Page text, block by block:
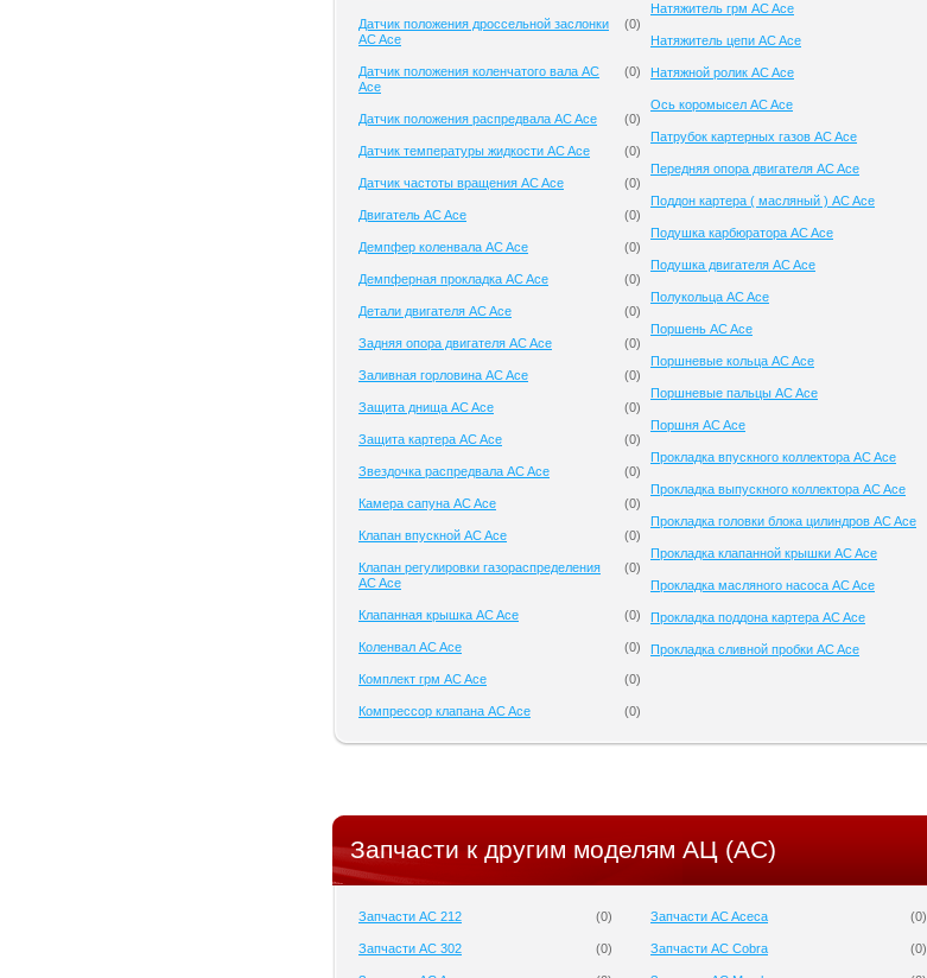
Датчик положения дроссельной заслонки
AC Ace
(0)
Датчик положения коленчатого вала AC
Ace
(0)
Датчик положения распредвала AC Ace (0)
Датчик температуры жидкости AC Ace (0)
Датчик частоты вращения AC Ace (0)
Двигатель AC Ace (0)
Демпфер коленвала AC Ace (0)
Демпферная прокладка AC Ace (0)
Детали двигателя AC Ace (0)
Задняя опора двигателя AC Ace (0)
Заливная горловина AC Ace (0)
Защита днища AC Ace (0)
Защита картера AC Ace (0)
Звездочка распредвала AC Ace (0)
Камера сапуна AC Ace (0)
Клапан впускной AC Ace (0)
Клапан регулировки газораспределения
AC Ace
(0)
Клапанная крышка AC Ace (0)
Коленвал AC Ace (0)
Комплект грм AC Ace (0)
Компрессор клапана AC Ace (0)
Натяжитель грм AC Ace
Натяжитель цепи AC Ace
Натяжной ролик AC Ace
Ось коромысел AC Ace
Патрубок картерных газов AC Ace
Передняя опора двигателя AC Ace
Поддон картера ( масляный ) AC Ace
Подушка карбюратора AC Ace
Подушка двигателя AC Ace
Полукольца AC Ace
Поршень AC Ace
Поршневые кольца AC Ace
Поршневые пальцы AC Ace
Поршня AC Ace
Прокладка впускного коллектора AC Ace
Прокладка выпускного коллектора AC Ace
Прокладка головки блока цилиндров AC Ace
Прокладка клапанной крышки AC Ace
Прокладка масляного насоса AC Ace
Прокладка поддона картера AC Ace
Прокладка сливной пробки AC Ace
Запчасти к другим моделям АЦ (AC)
Запчасти AC 212 (0)
Запчасти AC 302 (0)
Запчасти AC Aceca (0)
Запчасти AC Cobra (0)